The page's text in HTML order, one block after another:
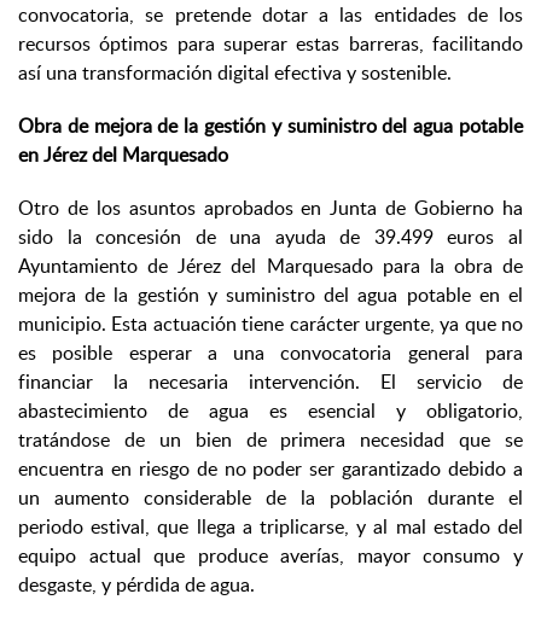
convocatoria, se pretende dotar a las entidades de los
recursos óptimos para superar estas barreras, facilitando
así una transformación digital efectiva y sostenible.
Obra de mejora de la gestión y suministro del agua potable
en Jérez del Marquesado
Otro de los asuntos aprobados en Junta de Gobierno ha
sido la concesión de una ayuda de 39.499 euros al
Ayuntamiento de Jérez del Marquesado para la obra de
mejora de la gestión y suministro del agua potable en el
municipio. Esta actuación tiene carácter urgente, ya que no
es posible esperar a una convocatoria general para
financiar la necesaria intervención. El servicio de
abastecimiento de agua es esencial y obligatorio,
tratándose de un bien de primera necesidad que se
encuentra en riesgo de no poder ser garantizado debido a
un aumento considerable de la población durante el
periodo estival, que llega a triplicarse, y al mal estado del
equipo actual que produce averías, mayor consumo y
desgaste, y pérdida de agua.